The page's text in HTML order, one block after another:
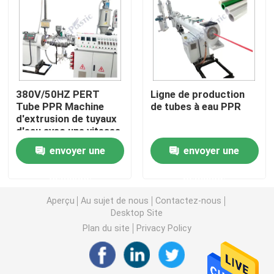
Machine d'extrudeuse de tuyau de PVC
Chaîne de production de tuyau de PPR
Machine d'extrudeuse de tuyau de PE
Machine ondulée d'extrudeuse de tuyau
Pp attachent la chaîne de production
Machine en plastique d'extrudeuse de feuille
380V/50HZ PERT
Tube PPR Machine
d'extrusion de tuyaux
d'eau avec une vitesse
de 0,5 à 10 m/min
envoyer une
Ligne de production
de tubes à eau PPR
envoyer une
Aperçu Au sujet de nous
Contactez-nous
Desktop Site
Plan du site
Privacy Policy